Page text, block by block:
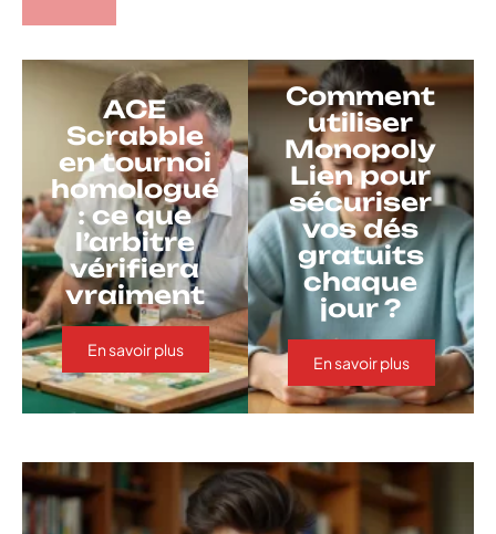
ACE
Scrabble
en tournoi
homologué
: ce que
l’arbitre
vérifiera
vraiment
En savoir plus
Comment
utiliser
Monopoly
Lien pour
sécuriser
vos dés
gratuits
chaque
jour ?
En savoir plus